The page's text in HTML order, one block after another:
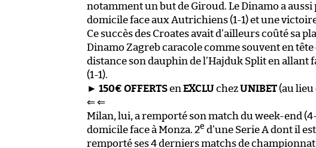
notamment un but de Giroud. Le Dinamo a
domicile face aux Autrichiens (1-1) et une
Ce succès des Croates avait d’ailleurs coûté sa
Dinamo Zagreb caracole comme souvent en
distance son dauphin de l’Hajduk Split en allant
(1-1).
► 150€ OFFERTSen EXCLUchezUNIBET(au
⇐ ⇐
Milan, lui, a remporté son match du week-end
domicile face à Monza. 2e d’une Serie A dont il
remporté ses 4 derniers matchs de